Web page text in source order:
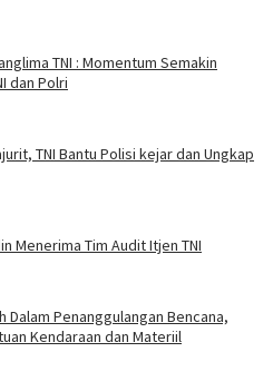
TNI : Momentum Semakin
dan Polri
TNI Bantu Polisi kejar dan Ungkap
Menerima Tim Audit Itjen TNI
Dalam Penanggulangan Bencana,
Kendaraan dan Materiil